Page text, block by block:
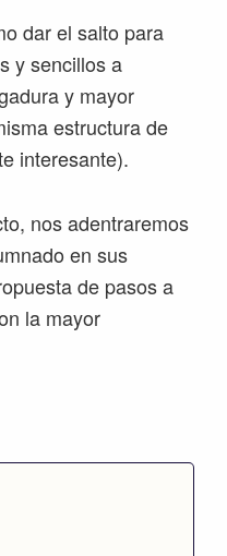
dar el salto para
y sencillos a
y mayor
estructura de
interesante).
nos adentraremos
en sus
de pasos a
la mayor